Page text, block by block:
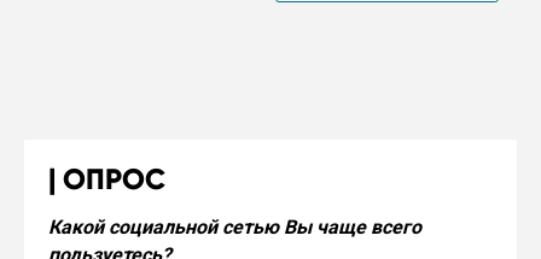
ОПРОС
Какой социальной сетью Вы чаще всего